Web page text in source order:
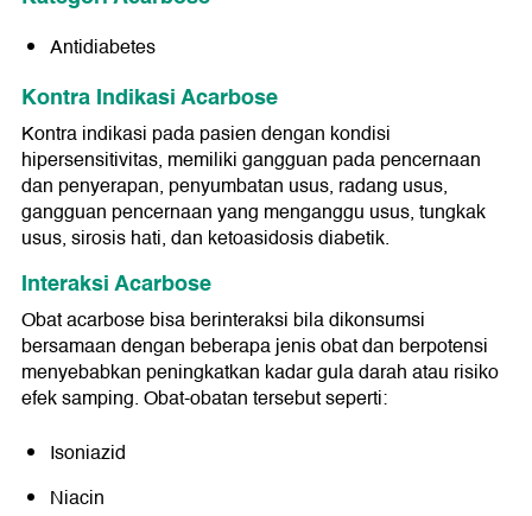
Antidiabetes
Kontra Indikasi Acarbose
Kontra indikasi pada pasien dengan kondisi
hipersensitivitas, memiliki gangguan pada pencernaan
dan penyerapan, penyumbatan usus, radang usus,
gangguan pencernaan yang menganggu usus, tungkak
usus, sirosis hati, dan ketoasidosis diabetik.
Interaksi Acarbose
Obat acarbose bisa berinteraksi bila dikonsumsi
bersamaan dengan beberapa jenis obat dan berpotensi
menyebabkan peningkatkan kadar gula darah atau risiko
efek samping. Obat-obatan tersebut seperti:
Isoniazid
Niacin